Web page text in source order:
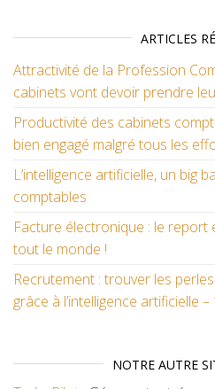
ARTICLES
Attractivité de la Profession
cabinets vont devoir prendre
Productivité des cabinets
bien engagé malgré tous les
L’intelligence artificielle, un big
comptables
Facture électronique : le
tout le monde !
Recrutement : trouver les
grâce à l’intelligence artificielle –
NOTRE AUTRE